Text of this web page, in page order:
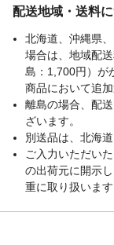
配送地域・送料
北海道、沖縄県
場合は、地域配
島：1,700円）が
商品において追
離島の場合、配
ざいます。
別送品は、北海
ご入力いただい
の出荷元に開示
重に取り扱います